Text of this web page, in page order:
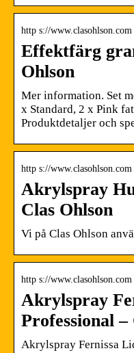
http s://
Effektfärg
Ohlson
Mer information. Set
x Standard, 2 x Pink
Produktdetaljer och
http s://
Akrylspray
Clas Ohlson
Vi på Clas Ohlson
http s://
Akrylspray
Professional –
Akrylspray Fernissa